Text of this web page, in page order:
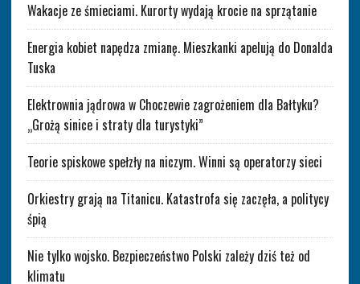
Wakacje ze śmieciami. Kurorty wydają krocie na sprzątanie
Energia kobiet napędza zmianę. Mieszkanki apelują do Donalda
Tuska
Elektrownia jądrowa w Choczewie zagrożeniem dla Bałtyku?
„Grożą sinice i straty dla turystyki”
Teorie spiskowe spełzły na niczym. Winni są operatorzy sieci
Orkiestry grają na Titanicu. Katastrofa się zaczęła, a politycy
śpią
Nie tylko wojsko. Bezpieczeństwo Polski zależy dziś też od
klimatu